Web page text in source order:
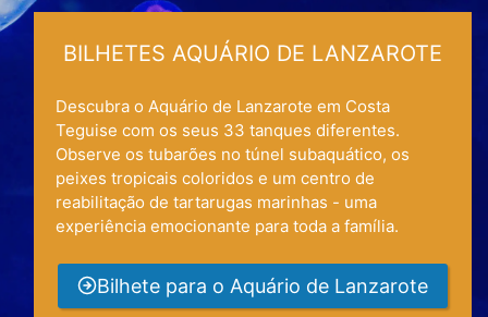
BILHETES AQUÁRIO DE LANZAROTE
Descubra o Aquário de Lanzarote em Costa
Teguise com os seus 33 tanques diferentes.
Observe os tubarões no túnel subaquático, os
peixes tropicais coloridos e um centro de
reabilitação de tartarugas marinhas - uma
experiência emocionante para toda a família.
Bilhete para o Aquário de Lanzarote